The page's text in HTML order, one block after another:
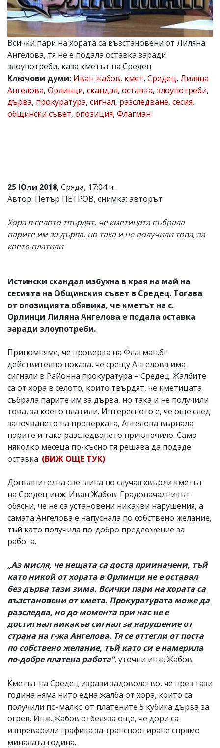
Коментарите
под
статиите
се
въвеждат
от
читателите
редакцията
не
носи
отговорност
за
моля
сигнализирайте
Всички пари на хората са възстановени от Лиляна
Ангелова, тя не е подала оставка заради
злоупотреби, каза кметът на Средец
Ключови думи: Иван жабов, кмет, Средец, Лиляна
Ангелова, Орлинци, скандал, оставка, злоупотреби,
дърва, прокуратура, сигнал, разследване, сесия,
общински съвет, опозиция, Флагман
25 Юли 2018, Сряда, 17:04 ч.
Автор: Петър ПЕТРОВ, снимка: авторът
Хора в селото твърдят, че кметицата събрала
парите им за дърва, но така и не получили това, за
което платили
Истински скандал избухна в края на май на
сесията на Общинския съвет в Средец. Тогава
от опозицията обявиха, че кметът на с.
Орлинци Лиляна Ангелова е подала оставка
заради злоупотреби.
Припомняме, че проверка на Флагман.бг
действително показа, че срещу Ангелова има
сигнали в Районна прокуратура – Средец. Жалбите
са от хора в селото, които твърдят, че кметицата
събрала парите им за дърва, но така и не получили
това, за което платили. Интересното е, че още след
започването на проверката, Ангелова върнала
парите и така разследването приключило. Само
няколко месеца по-късно тя решава да подаде
оставка. (ВИЖ ОЩЕ ТУК)
Допълнителна светлина по случая хвърли кметът
на Средец инж. Иван Жабов. Градоначалникът
обясни, че не са установени никакви нарушения, а
самата Ангелова е напуснала по собствено желание,
тъй като получила по-добро предложение за
работа.
„Аз мисля, че нещата са доста прииначени, тъй
като никой от хората в Орлинци не е оставал
без дърва тази зима. Всички пари на хората са
възстановени от кмета. Прокуратурата може да
разследва, но до момента при нас не е
достигнал никакъв сигнал за нарушение от
страна на г-жа Ангелова. Тя се оттегли от поста
по собствено желание, тъй като си е намерила
по-добре платена работа”, уточни инж. Жабов.
Кметът на Средец изрази задоволство, че през тази
година няма нито една жалба от хора, които са
получили по-малко от платените 5 кубика дърва за
огрев. Инж. Жабов отбеляза още, че дори са
изпреварили графика за транспортиране спрямо
миналата година.